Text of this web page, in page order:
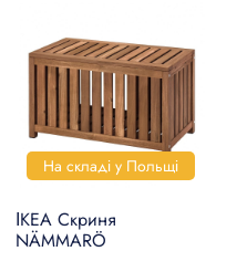
На складі у Польщі
ІКЕА Скриня
NÄMMARÖ